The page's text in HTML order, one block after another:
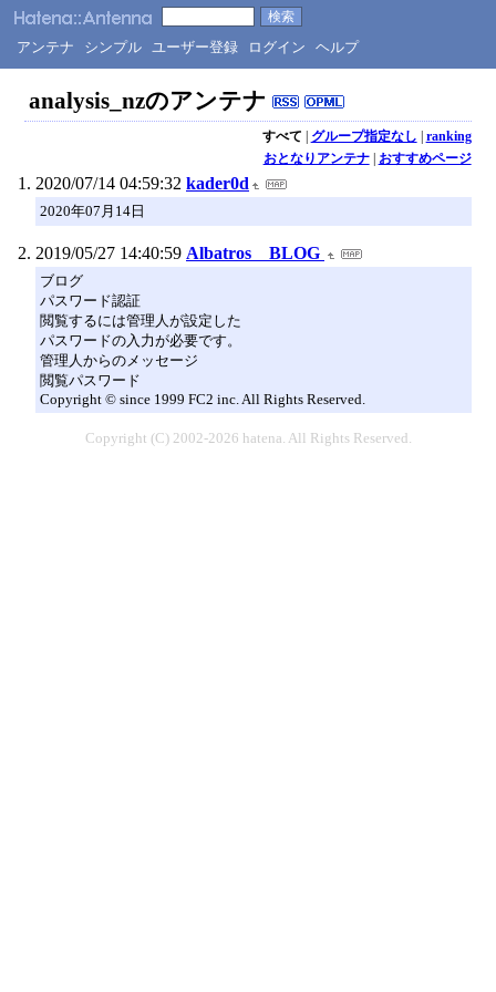
アンテナ シンプル ユーザー登録 ログイン ヘルプ
analysis_nzのアンテナ
すべて | グループ指定なし | ranking
おとなりアンテナ| おすすめページ
2020/07/14 04:59:32 kader0d
2020年07月14日
2019/05/27 14:40:59 Albatros BLOG
ブログ
パスワード認証
閲覧するには管理人が設定した
パスワードの入力が必要です。
管理人からのメッセージ
閲覧パスワード
Copyright © since 1999 FC2 inc. All Rights Reserved.
Copyright (C) 2002-2026 hatena. All Rights Reserved.